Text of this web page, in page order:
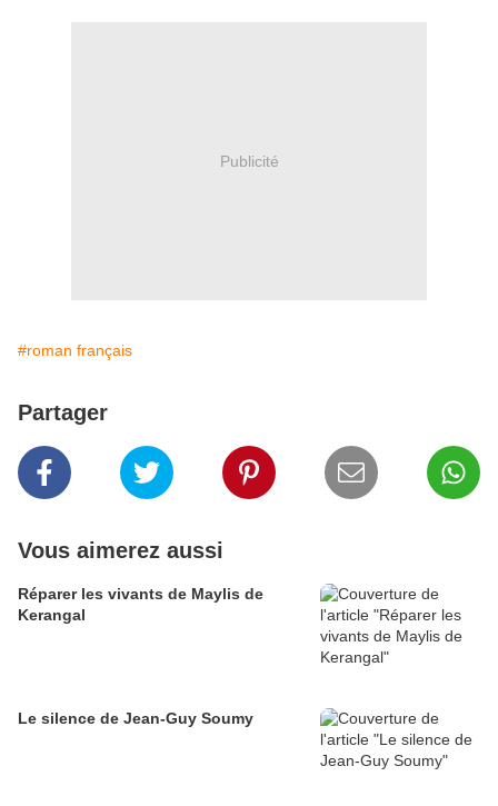
Publicité
#roman français
Partager
Vous aimerez aussi
Réparer les vivants de Maylis de
Kerangal
Le silence de Jean-Guy Soumy